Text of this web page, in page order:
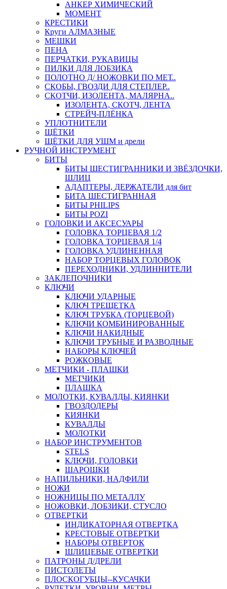
АНКЕР ХИМИЧЕСКИЙ
МОМЕНТ
КРЕСТИКИ
Круги АЛМАЗНЫЕ
МЕШКИ
ПЕНА
ПЕРЧАТКИ, РУКАВИЦЫ
ПИЛКИ ДЛЯ ЛОБЗИКА
ПОЛОТНО Д/ НОЖОВКИ ПО МЕТ..
СКОБЫ, ГВОЗДИ ДЛЯ СТЕПЛЕР..
СКОТЧИ, ИЗОЛЕНТА, МАЛЯРНА..
ИЗОЛЕНТА, СКОТЧ, ЛЕНТА
СТРЕЙЧ-ПЛЁНКА
УПЛОТНИТЕЛИ
ЩЁТКИ
ЩЁТКИ ДЛЯ УШМ и дрели
РУЧНОЙ ИНСТРУМЕНТ
БИТЫ
БИТЫ ШЕСТИГРАННИКИ И ЗВЁЗДОЧКИ,
ШЛИЦ
АДАПТЕРЫ, ДЕРЖАТЕЛИ для бит
БИТА ШЕСТИГРАННАЯ
БИТЫ PHILIPS
БИТЫ POZI
ГОЛОВКИ И АКСЕСУАРЫ
ГОЛОВКА ТОРЦЕВАЯ 1/2
ГОЛОВКА ТОРЦЕВАЯ 1/4
ГОЛОВКА УДЛИНЕННАЯ
НАБОР ТОРЦЕВЫХ ГОЛОВОК
ПЕРЕХОДНИКИ, УДЛИННИТЕЛИ
ЗАКЛЕПОЧНИКИ
КЛЮЧИ
КЛЮЧИ УДАРНЫЕ
КЛЮЧ ТРЕЩЕТКА
КЛЮЧ ТРУБКА (ТОРЦЕВОЙ)
КЛЮЧИ КОМБИНИРОВАННЫЕ
КЛЮЧИ НАКИДНЫЕ
КЛЮЧИ ТРУБНЫЕ И РАЗВОДНЫЕ
НАБОРЫ КЛЮЧЕЙ
РОЖКОВЫЕ
МЕТЧИКИ - ПЛАШКИ
МЕТЧИКИ
ПЛАШКА
МОЛОТКИ, КУВАЛДЫ, КИЯНКИ
ГВОЗДОДЕРЫ
КИЯНКИ
КУВАЛДЫ
МОЛОТКИ
НАБОР ИНСТРУМЕНТОВ
STELS
КЛЮЧИ, ГОЛОВКИ
ШАРОШКИ
НАПИЛЬНИКИ, НАДФИЛИ
НОЖИ
НОЖНИЦЫ ПО МЕТАЛЛУ
НОЖОВКИ, ЛОБЗИКИ, СТУСЛО
ОТВЕРТКИ
ИНДИКАТОРНАЯ ОТВЕРТКА
КРЕСТОВЫЕ ОТВЕРТКИ
НАБОРЫ ОТВЕРТОК
ШЛИЦЕВЫЕ ОТВЕРТКИ
ПАТРОНЫ Д/ДРЕЛИ
ПИСТОЛЕТЫ
ПЛОСКОГУБЦЫ--КУСАЧКИ